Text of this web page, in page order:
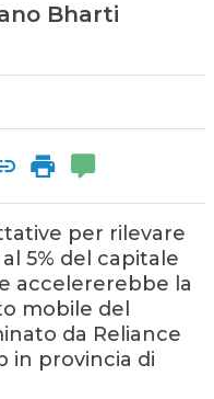
Bharti
per rilevare
5% del capitale
accelererebbe la
mobile del
da Reliance
in provincia di